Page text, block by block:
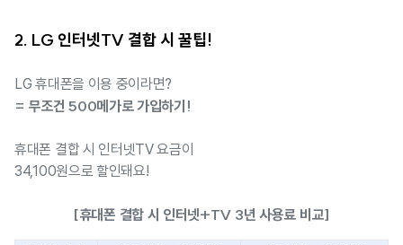
2. LG 인터넷TV 결합 시 꿀팁!
LG 휴대폰을 이용 중이라면?
= 무조건 500메가로 가입하기!
휴대폰 결합 시 인터넷TV 요금이
34,100원으로 할인돼요!
[휴대폰 결합 시 인터넷+TV 3년 사용료 비교]